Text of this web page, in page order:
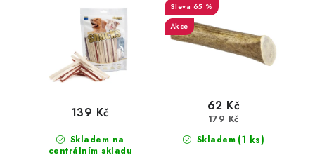
Skladem na
centrálním skladu
139 Kč
65 %
Akce
Skladem (1 ks)
62 Kč
179 Kč